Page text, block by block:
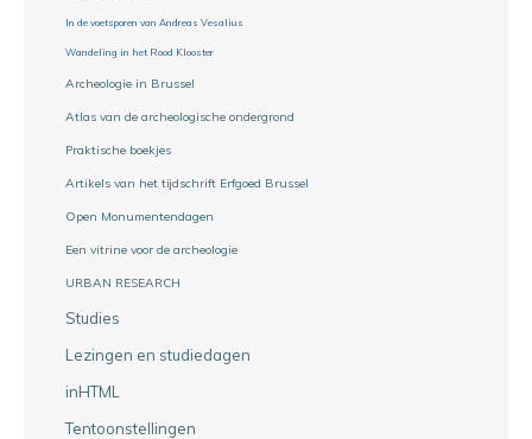
In de voetsporen van Andreas Vesalius
Wandeling in het Rood Klooster
Archeologie in Brussel
Atlas van de archeologische ondergrond
Praktische boekjes
Artikels van het tijdschrift Erfgoed Brussel
Open Monumentendagen
Een vitrine voor de archeologie
URBAN RESEARCH
Studies
Lezingen en studiedagen
inHTML
Tentoonstellingen